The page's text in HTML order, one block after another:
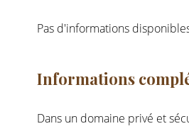
Pas d'informations
Informations
Dans un domaine privé et